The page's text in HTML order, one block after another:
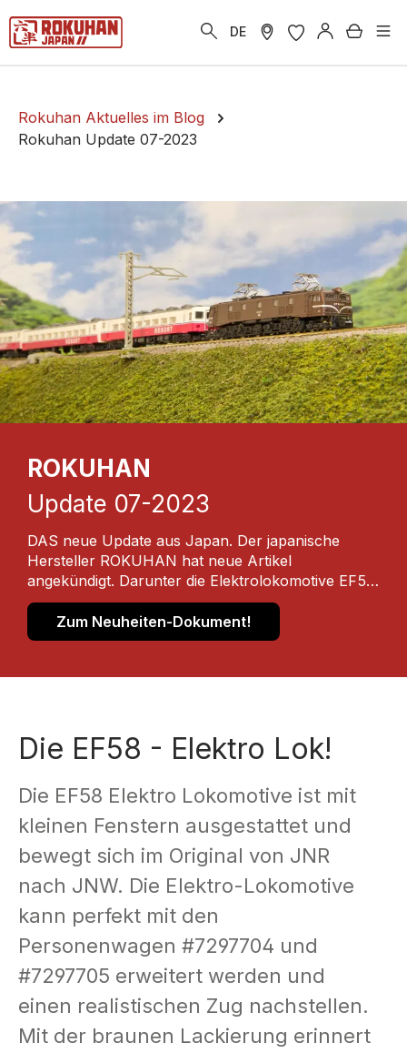
springen DE
Rokuhan Aktuelles im Blog
Rokuhan Update 07-2023
ROKUHAN
Update 07-2023
DAS neue Update aus Japan. Der japanische
Hersteller ROKUHAN hat neue Artikel
angekündigt. Darunter die Elektrolokomotive EF58
sowie das Gleis Set H. Diese können ab sofort bei
Ihrem Fachhändler bestellt werden. Weitere Details
finden Sie im Neuheiten-Dokument!
Zum Neuheiten-Dokument!
Die EF58 - Elektro Lok!
Die EF58 Elektro Lokomotive ist mit
kleinen Fenstern ausgestattet und
bewegt sich im Original von JNR
nach JNW. Die Elektro-Lokomotive
kann perfekt mit den
Personenwagen #7297704 und
#7297705 erweitert werden und
einen realistischen Zug nachstellen.
Mit der braunen Lackierung erinnert